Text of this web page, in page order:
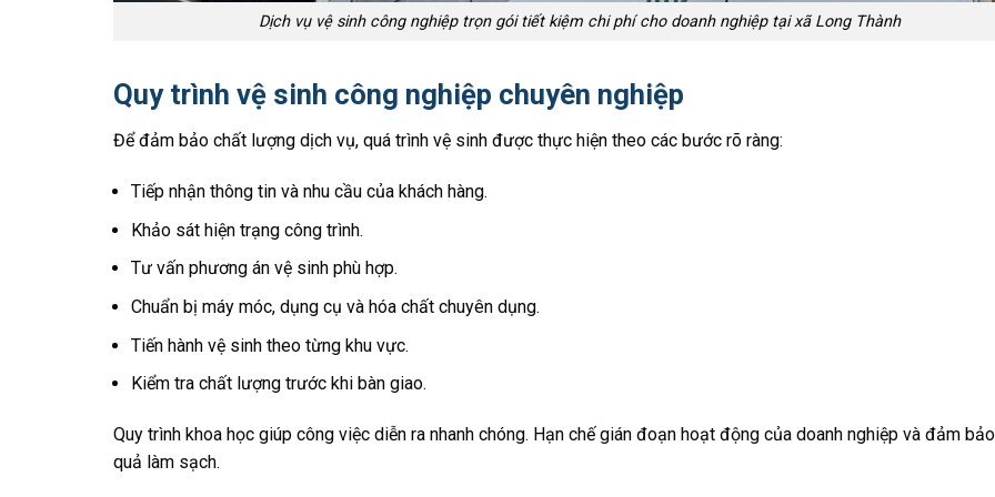
Dịch vụ vệ sinh công nghiệp trọn gói tiết kiệm chi phí cho doanh nghiệp tại xã Long Thành
Quy trình vệ sinh công nghiệp chuyên nghiệp
Để đảm bảo chất lượng dịch vụ, quá trình vệ sinh được thực hiện theo các bước rõ ràng:
Tiếp nhận thông tin và nhu cầu của khách hàng.
Khảo sát hiện trạng công trình.
Tư vấn phương án vệ sinh phù hợp.
Chuẩn bị máy móc, dụng cụ và hóa chất chuyên dụng.
Tiến hành vệ sinh theo từng khu vực.
Kiểm tra chất lượng trước khi bàn giao.
Quy trình khoa học giúp công việc diễn ra nhanh chóng. Hạn chế gián đoạn hoạt động của doanh nghiệp và đảm
quả làm sạch.